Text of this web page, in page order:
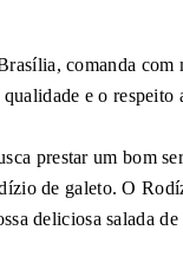
comanda com
e o respeito
prestar um bom
de galeto. O
deliciosa salada de